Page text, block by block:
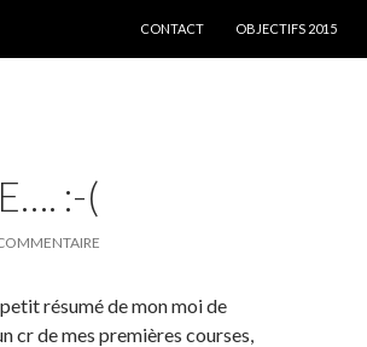
CONTACT
OBJECTIFS 2015
:-(
résumé de mon moi de
cr de mes premières courses,